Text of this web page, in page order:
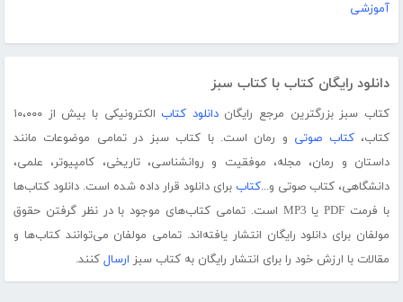
آموزشی
دانلود رایگان کتاب با کتاب سبز
کتاب سبز بزرگترین مرجع رایگاندانلود کتاب
الکترونیکی با بیش از ۱۰،۰۰۰
کتاب،کتاب صوتی و رمان است. با کتاب سبز در تمامی موضوعات مانند
داستان و رمان، مجله، موفقیت و روانشناسی، تاریخی، کامپیوتر، علمی،
دانشگاهی، کتاب صوتی و...کتاب برای دانلود قرار داده شده است. دانلود کتاب‌ها
با فرمت PDF یا MP3 است. تمامی کتاب‌های موجود با در نظر گرفتن حقوق
مولفان برای دانلود رایگان انتشار یافته‌اند. تمامی مولفان می‌توانند کتاب‌ها و
مقالات با ارزش خود را برای انتشار رایگان به کتاب سبز ارسال کنند.